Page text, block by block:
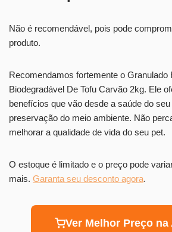
Não é recomendável, pois pode
produto.
Recomendamos fortemente o Granulado
Biodegradável De Tofu Carvão 2kg. Ele
benefícios que vão desde a saúde do
preservação do meio ambiente. Não
melhorar a qualidade de vida do seu pet.
O estoque é limitado e o preço pode
mais. Garanta seu desconto agora.
Ver Melhor Preço na